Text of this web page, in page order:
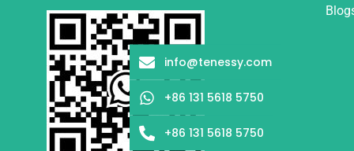
info@tenessy.com
+86 131 5618 5750
+86 131 5618 5750